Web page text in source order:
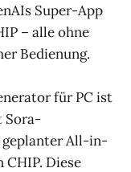
Super-App
– alle ohne
Bedienung.
für PC ist
Sora-
geplanter All-in-
Diese